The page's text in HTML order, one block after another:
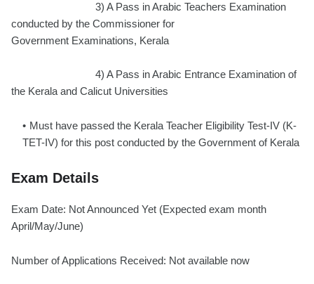
3) A Pass in Arabic Teachers Examination
conducted by the Commissioner for
Government Examinations, Kerala
4) A Pass in Arabic Entrance Examination of
the Kerala and Calicut Universities
Must have passed the Kerala Teacher Eligibility Test-IV (K-
TET-IV) for this post conducted by the Government of Kerala
Exam Details
Exam Date: Not Announced Yet (Expected exam month
April/May/June)
Number of Applications Received: Not available now